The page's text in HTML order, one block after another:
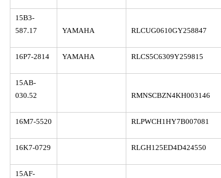
15B3-
587.17
YAMAHA RLCUG0610GY258847
16P7-2814 YAMAHA RLCS5C6309Y259815
15AB-
030.52
RMNSCBZN4KH003146
16M7-5520 RLPWCH1HY7B007081
16K7-0729 RLGH125ED4D424550
15AF-